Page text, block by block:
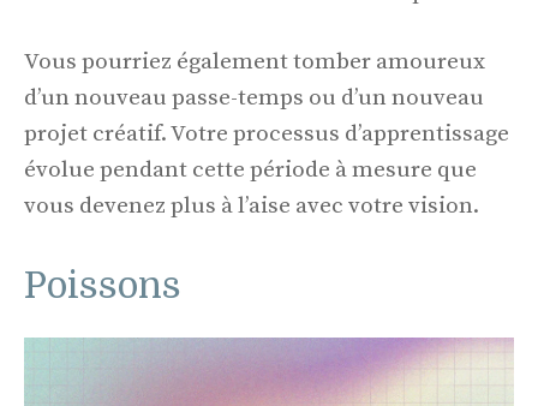
Vous pourriez également tomber amoureux
d’un nouveau passe-temps ou d’un nouveau
projet créatif. Votre processus d’apprentissage
évolue pendant cette période à mesure que
vous devenez plus à l’aise avec votre vision.
Poissons